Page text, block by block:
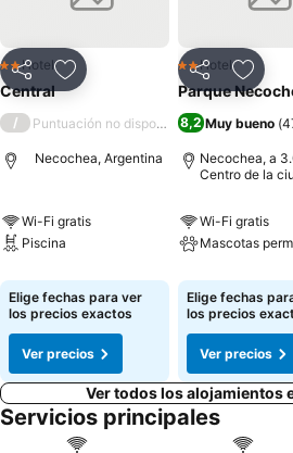
cable con control remoto, conexion
que vengas, pero fundamentalmente para
esperamos.
CompartirAgregar a favoritos
2 Estrellas
Hotel
Central
/ Puntuación no disponible
Necochea, Argentina
Wi-Fi gratis
Piscina
Elige fechas para ver
los precios exactos
Ver precios
Compartir
2 Estrellas
Hotel
Parque
8,2 Muy bueno (
Necochea, a
Centro de la
Wi-Fi gratis
Mascotas
Elige fechas
los precios
Ver precios
Ver todos los alojamientos
Servicios principales